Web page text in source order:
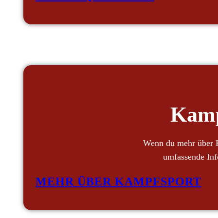
Wenn du mehr über
umfassende
MEHR ÜBER KAMPFSPORT